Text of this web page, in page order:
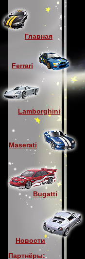
Главная
Ferrari
Lamborghini
Maserati
Bugatti
Новости
Партнёры: